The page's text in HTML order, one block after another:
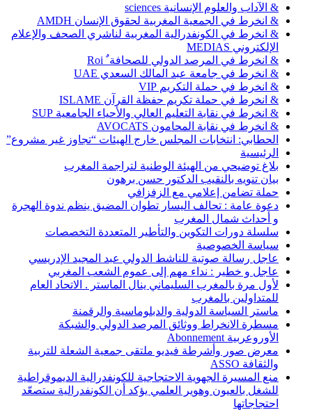
& الآداب والعلوم الإنسانية sciences
& انخرط في الجمعية المغربية لحقوق الإنسان AMDH
& انخرط في الكونفدرالية المغربية لناشري الصحف والإعلام
الإلكتروني MEDIAS
& انخرط في المرصد الدولي للصحافة ٌ Roi
& انخرط في جامعة عبد المالك السعدي UAE
& انخرط في حملة التكريم VIP
& انخرط في حملة تكريم حفظة القرآن ISLAME
& انخرط في نقابة التعليم العالي والأحياء الجامعية SUP
& انخرط في نقابة المحامون AVOCATS
الحطابي: انتخابات المجلس خارج الهيئات “تجاوز غير مشروع”
الرئيسية
بلاغ توضيحي من الهيئة الوطنية لتراجمة المغرب
بيان تنويه بالنقيب الدكتور حسن برهون
حملة تضامن إعلامي مع الزفزافي
دعوة عامة : تحالف اليسار تطوان المضيق ينظم ندوة الهجرة
و أحداث شمال المغرب
سلسلة دورات التكوين والتأطير المتعددة التخصصات
سياسة الخصوصية
عاجل رسالة صوتية للناشط الدولي عبد المجيد الإدريسي
عاجل و خطير : نداء مهم إلى عموم الشعب المغربي
لأول مرة بالمغرب السليماني ينال الماستر . الاتحاد العام
للمتداولين بالمغرب
ماستر السياسة الدولية والدبلوماسية والرقمنة
مسطرة الانخراط ووثائق المرصد الدولي والشبكة
الأوروعربية Abonnement
معرض صور وأشرطة فيديو ملتقى جمعية الشعلة للتربية
والثقافة ASSO
منع المسيرة الجهوية الاحتجاجية للكونفدرالية الديموقراطية
للشغل بالعيون وهوير العلمي يؤكد أن الكونفدرالية ستصعّد
احتجاجاتها